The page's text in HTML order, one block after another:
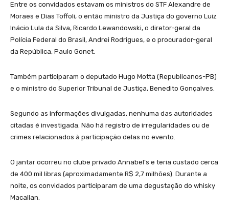
Entre os convidados estavam os ministros do STF Alexandre de
Moraes e Dias Toffoli, o então ministro da Justiça do governo Luiz
Inácio Lula da Silva, Ricardo Lewandowski, o diretor-geral da
Polícia Federal do Brasil, Andrei Rodrigues, e o procurador-geral
da República, Paulo Gonet.
Também participaram o deputado Hugo Motta (Republicanos-PB)
e o ministro do Superior Tribunal de Justiça, Benedito Gonçalves.
Segundo as informações divulgadas, nenhuma das autoridades
citadas é investigada. Não há registro de irregularidades ou de
crimes relacionados à participação delas no evento.
O jantar ocorreu no clube privado Annabel’s e teria custado cerca
de 400 mil libras (aproximadamente R$ 2,7 milhões). Durante a
noite, os convidados participaram de uma degustação do whisky
Macallan.